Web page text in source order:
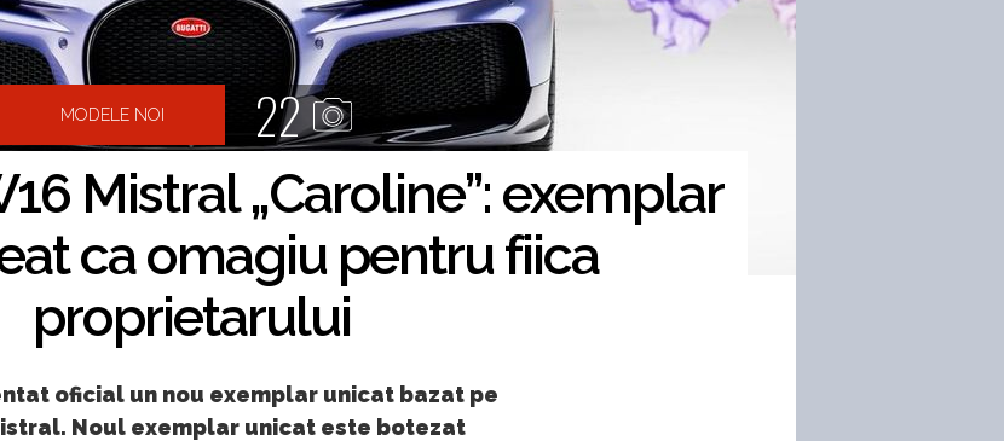
MODELE NOI 22
Mistral „Caroline”: exemplar
ca omagiu pentru fiica
proprietarului
oficial un nou exemplar unicat bazat pe
Noul exemplar unicat este botezat